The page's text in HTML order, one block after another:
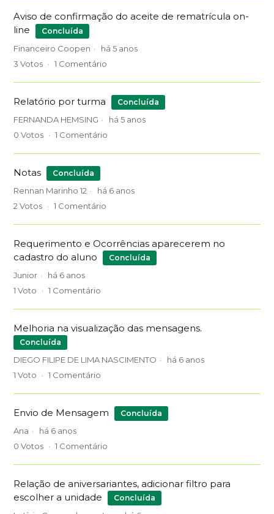
Aviso de confirmação do aceite de rematrícula on-
line
Concluída
Financeiro Coopen
há 5 anos
3 Votos 1 Comentário
Relatório por turma Concluída
FERNANDA HEMSING
há 5 anos
0 Votos 1 Comentário
Notas Concluída
Rennan Marinho 12
há 6 anos
2 Votos 1 Comentário
Requerimento e Ocorrências aparecerem no
cadastro do aluno
Concluída
Junior
há 6 anos
1 Voto 1 Comentário
Melhoria na visualização das mensagens.
Concluída
DIEGO FILIPE DE LIMA NASCIMENTO
há 6 anos
1 Voto 1 Comentário
Envio de Mensagem Concluída
Ana
há 6 anos
0 Votos 1 Comentário
Relação de aniversariantes, adicionar filtro para
escolher a unidade
Concluída